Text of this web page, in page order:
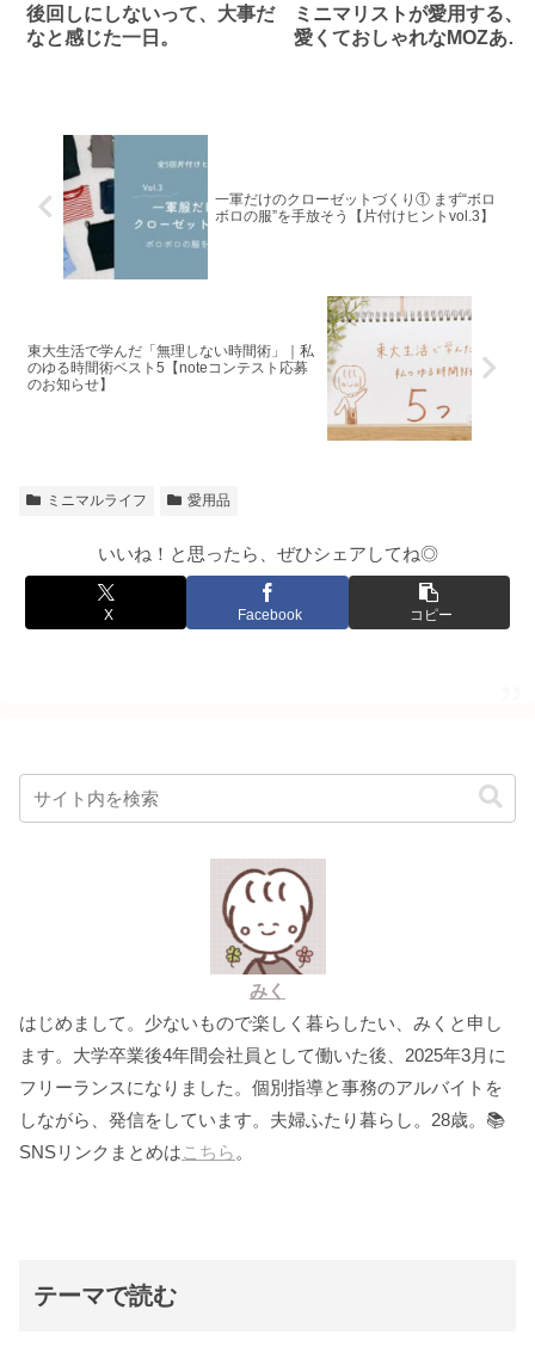
後回しにしないって、大事だ
なと感じた一日。
ミニマリストが愛用する、
愛くておしゃれなMOZあっ
一軍だけのクローゼットづくり① まず“ボロ
ボロの服”を手放そう【片付けヒントvol.3】
東大生活で学んだ「無理しない時間術」｜私
のゆる時間術ベスト5【noteコンテスト応募
のお知らせ】
ミニマルライフ 愛用品
いいね！と思ったら、ぜひシェアしてね◎
X Facebook コピー
みく
はじめまして。少ないもので楽しく暮らしたい、みくと申し
ます。大学卒業後4年間会社員として働いた後、2025年3月に
フリーランスになりました。個別指導と事務のアルバイトを
しながら、発信をしています。夫婦ふたり暮らし。28歳。📚
SNSリンクまとめはこちら 。
テーマで読む